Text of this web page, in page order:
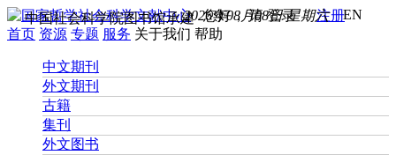
您好， 请登录 注册EN
2026年08月08日 星期六
中国社会科学院图书馆承建
首页 资源 专题 服务 关于我们 帮助
中文期刊
外文期刊
古籍
集刊
外文图书